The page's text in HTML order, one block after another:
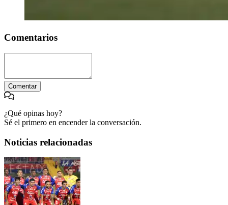
Comentarios
Comentar
¿Qué opinas hoy?
Sé el primero en encender la conversación.
Noticias relacionadas